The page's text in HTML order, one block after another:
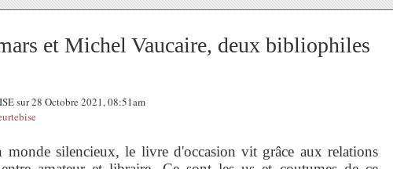
et Michel Vaucaire, deux bibliophiles
sur 28 Octobre 2021, 08:51am
monde silencieux, le livre d'occasion vit grâce aux relations